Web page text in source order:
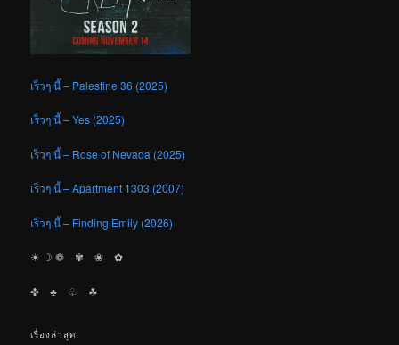
เร็วๆ นี้ – Palestine 36 (2025)
เร็วๆ นี้ – Yes (2025)
เร็วๆ นี้ – Rose of Nevada (2025)
เร็วๆ นี้ – Apartment 1303 (2007)
เร็วๆ นี้ – Finding Emily (2026)
☀︎ ☽ ❁ ✾ ❀ ✿
✤ ♣︎ ♧ ☘︎
เรื่องล่าสุด